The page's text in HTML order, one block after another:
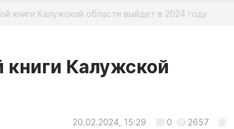
книги Калужской области выйдет в 2024 году
книги Калужской
20.02.2024, 15:29 0 2657